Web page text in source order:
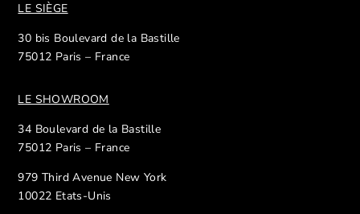
LE SIÈGE
30 bis Boulevard de la Bastille
75012 Paris – France
LE SHOWROOM
34 Boulevard de la Bastille
75012 Paris – France
979 Third Avenue New York
10022 Etats-Unis